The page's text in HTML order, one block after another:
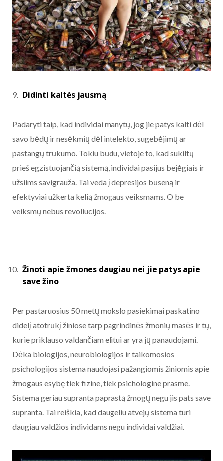
Didinti kaltės jausmą
Padaryti taip, kad individai manytų, jog jie patys kalti dėl
savo bėdų ir nesėkmių dėl intelekto, sugebėjimų ar
pastangų trūkumo. Tokiu būdu, vietoje to, kad sukiltų
prieš egzistuojančią sistemą, individai pasijus bejėgiais ir
užsiims savigrauža. Tai veda į depresijos būseną ir
efektyviai užkerta kelią žmogaus veiksmams. O be
veiksmų nebus revoliucijos.
Žinoti apie žmones daugiau nei jie patys apie
save žino
Per pastaruosius 50 metų mokslo pasiekimai paskatino
didelį atotrūkį žiniose tarp pagrindinės žmonių masės ir tų,
kurie priklauso valdančiam elitui ar yra jų panaudojami.
Dėka biologijos, neurobiologijos ir taikomosios
psichologijos sistema naudojasi pažangiomis žiniomis apie
žmogaus esybę tiek fizine, tiek psichologine prasme.
Sistema geriau supranta paprastą žmogų negu jis pats save
supranta. Tai reiškia, kad daugeliu atvejų sistema turi
daugiau valdžios individams negu individai valdžiai.